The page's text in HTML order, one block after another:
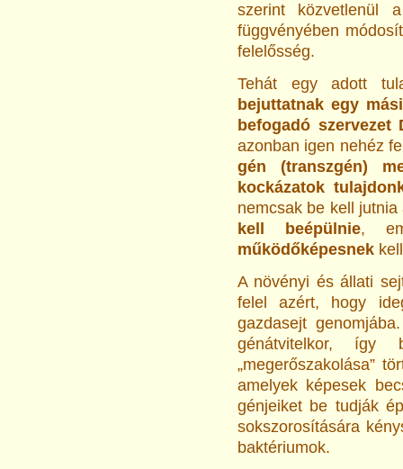
szerint közvetlenül
függvényében
felelősség.
Tehát egy adott
bejuttatnak egy
befogadó
azonban igen nehéz
gén (transzgén)
kockázatok
nemcsak be kell
kell beépülnie,
működőképesnek
A növényi és állati
felel azért, hogy
gazdasejt
génátvitelkor, így
„megerőszakolása”
amelyek képesek
génjeiket be tudják
sokszorosítására
baktériumok.